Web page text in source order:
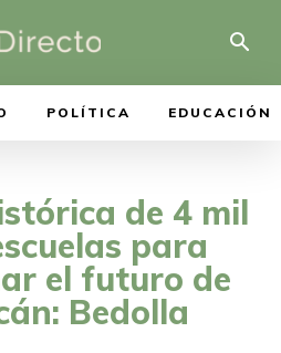
POLÍTICA EDUCACIÓN
de 4 mil
para
el futuro de
Bedolla